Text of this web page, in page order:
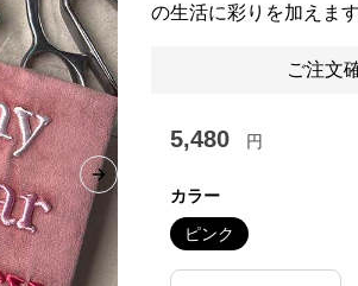
Next slide
の生活に彩りを加えます
ご注文
5,480 円
カラー
ピンク